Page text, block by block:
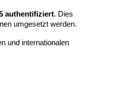
authentifiziert. Dies
umgesetzt werden.
und internationalen